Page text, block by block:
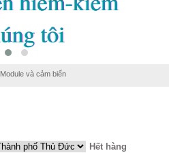
Module và cảm biến
Hết hàng